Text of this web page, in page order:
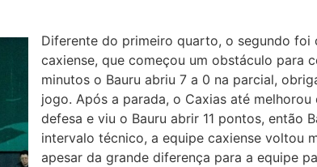
Diferente do primeiro quarto, o segundo
caxiense, que começou um obstáculo para
minutos o Bauru abriu 7 a 0 na parcial,
jogo. Após a parada, o Caxias até
defesa e viu o Bauru abrir 11 pontos, então
intervalo técnico, a equipe caxiense voltou
apesar da grande diferença para a equipe